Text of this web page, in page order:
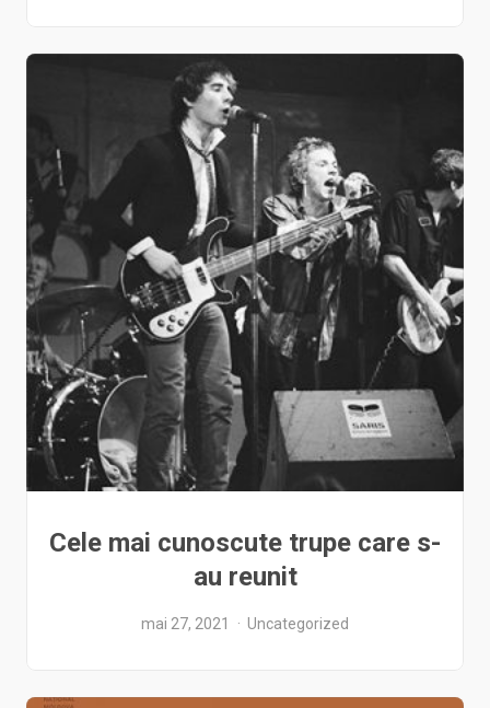
Cele mai cunoscute trupe care s-
au reunit
mai 27, 2021 Uncategorized